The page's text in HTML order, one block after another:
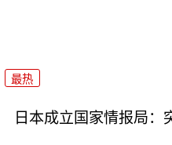
最热
日本成立国家情报局：